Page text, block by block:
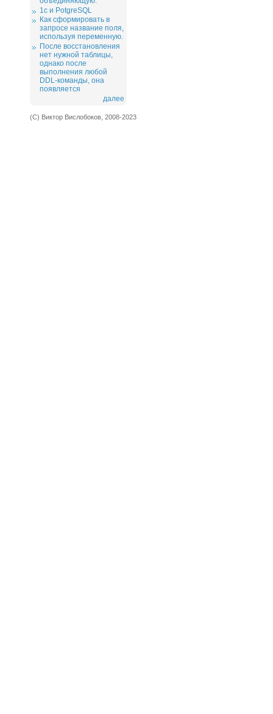
1c и PotgreSQL
Как сформировать в
запросе название поля,
используя переменную.
После восстановления
нет нужной таблицы,
однако после
выполнения любой
DDL-команды, она
появляется
далее
(С) Виктор Вислобоков, 2008-2023